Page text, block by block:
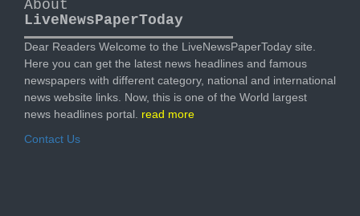
About
LiveNewsPaperToday
Dear Readers Welcome to the LiveNewsPaperToday site.
Here you can get the latest news headlines and famous
newspapers with different category, national and international
news website links. Now, this is one of the World largest
news headlines portal. read more
Contact Us